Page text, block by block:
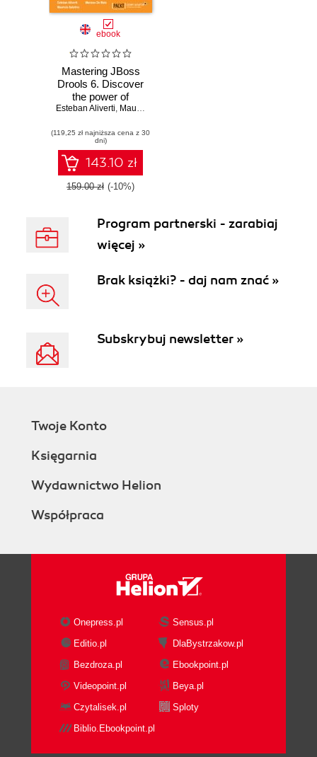
ebook
Mastering JBoss
Drools 6. Discover
the power of
Drools 6 and
developing
complex scenarios
in your applications
Esteban Aliverti, Mauricio Salatino
(119,25 zł najniższa cena z 30
dni)
143.10 zł
159.00 zł (-10%)
Program partnerski - zarabiaj
więcej »
Brak książki? - daj nam znać »
Subskrybuj newsletter »
Twoje Konto
Księgarnia
Wydawnictwo Helion
Współpraca
Onepress.pl
Sensus.pl
Editio.pl
DlaBystrzakow.pl
Bezdroza.pl
Ebookpoint.pl
Videopoint.pl
Beya.pl
Czytalisek.pl
Sploty
Biblio.Ebookpoint.pl